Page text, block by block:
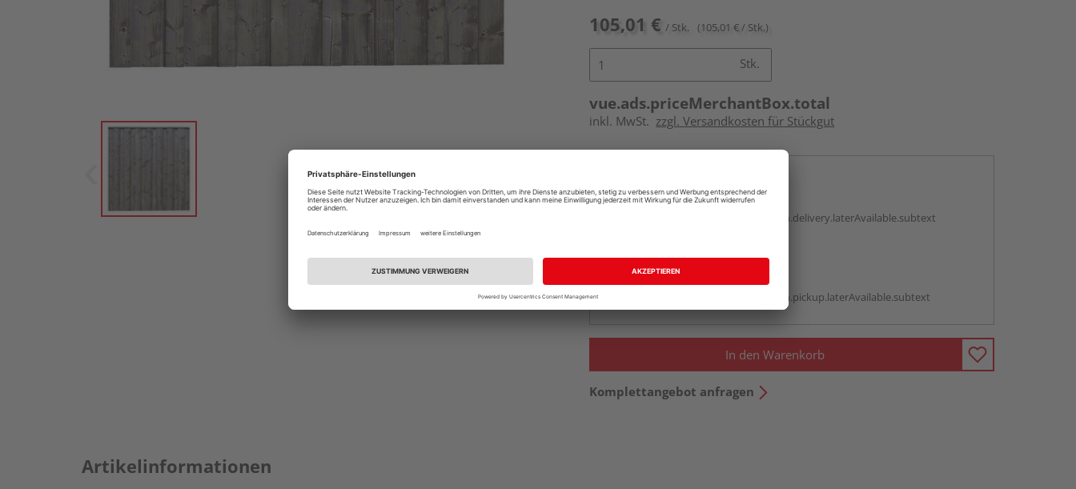
105,01 € / Stk. (105,01 € / Stk.)
Stk.
vue.ads.priceMerchantBox.total
inkl. MwSt. zzgl. Versandkosten für Stückgut
Auf Vorbestellung:
vue.ads.priceMerchantBox.option.delivery.laterAvailable.subtext
Beim Händler abholen
Auf Vorbestellung:
vue.ads.priceMerchantBox.option.pickup.laterAvailable.subtext
In den Warenkorb
Komplettangebot anfragen
Artikelinformationen